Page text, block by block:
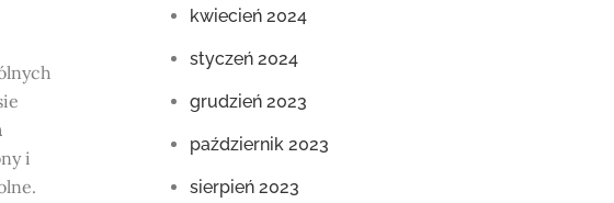
i
kwiecień 2024
styczeń 2024
grudzień 2023
październik 2023
sierpień 2023